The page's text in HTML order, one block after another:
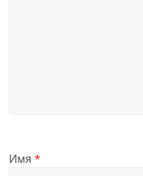
Имя*